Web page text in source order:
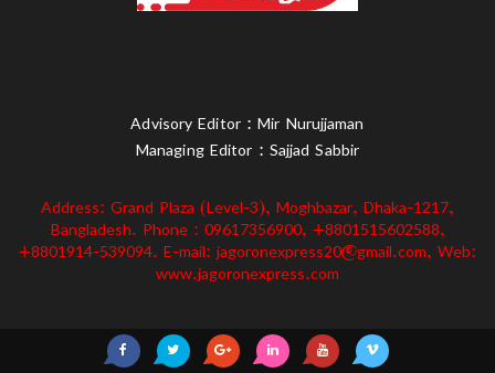
Advisory Editor : Mir Nurujjaman
Managing Editor : Sajjad Sabbir
Address: Grand Plaza (Level-3), Moghbazar, Dhaka-1217,
Bangladesh. Phone : 09617356900, +8801515602588,
+8801914-539094. E-mail: jagoronexpress20@gmail.com, Web:
www.jagoronexpress.com